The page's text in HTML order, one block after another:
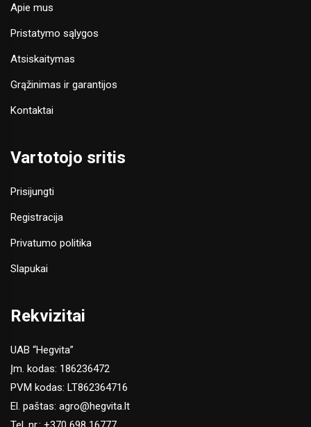
Apie mus
Pristatymo sąlygos
Atsiskaitymas
Grąžinimas ir garantijos
Kontaktai
Vartotojo sritis
Prisijungti
Registracija
Privatumo politika
Slapukai
Rekvizitai
UAB “Hegvita”
Įm. kodas: 186236472
PVM kodas: LT862364716
El. paštas: agro@hegvita.lt